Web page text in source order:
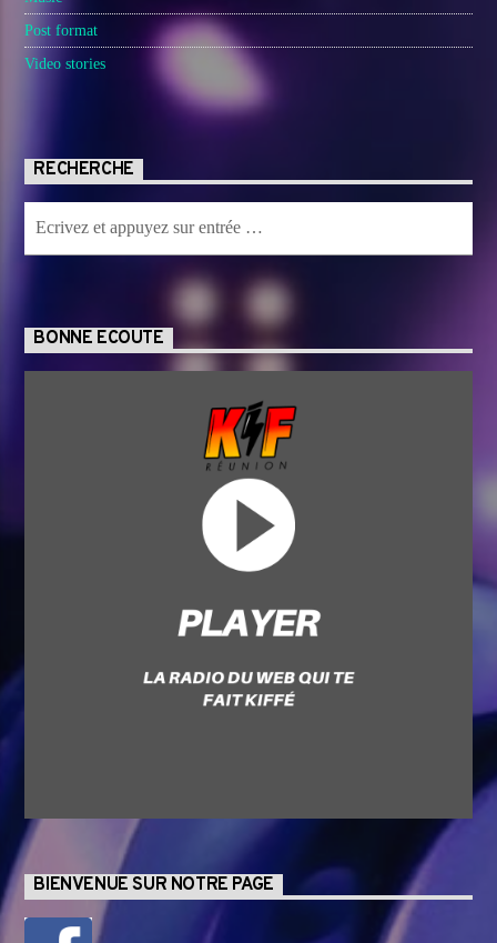
Post format
Video stories
RECHERCHE
BONNE ECOUTE
BIENVENUE SUR NOTRE PAGE